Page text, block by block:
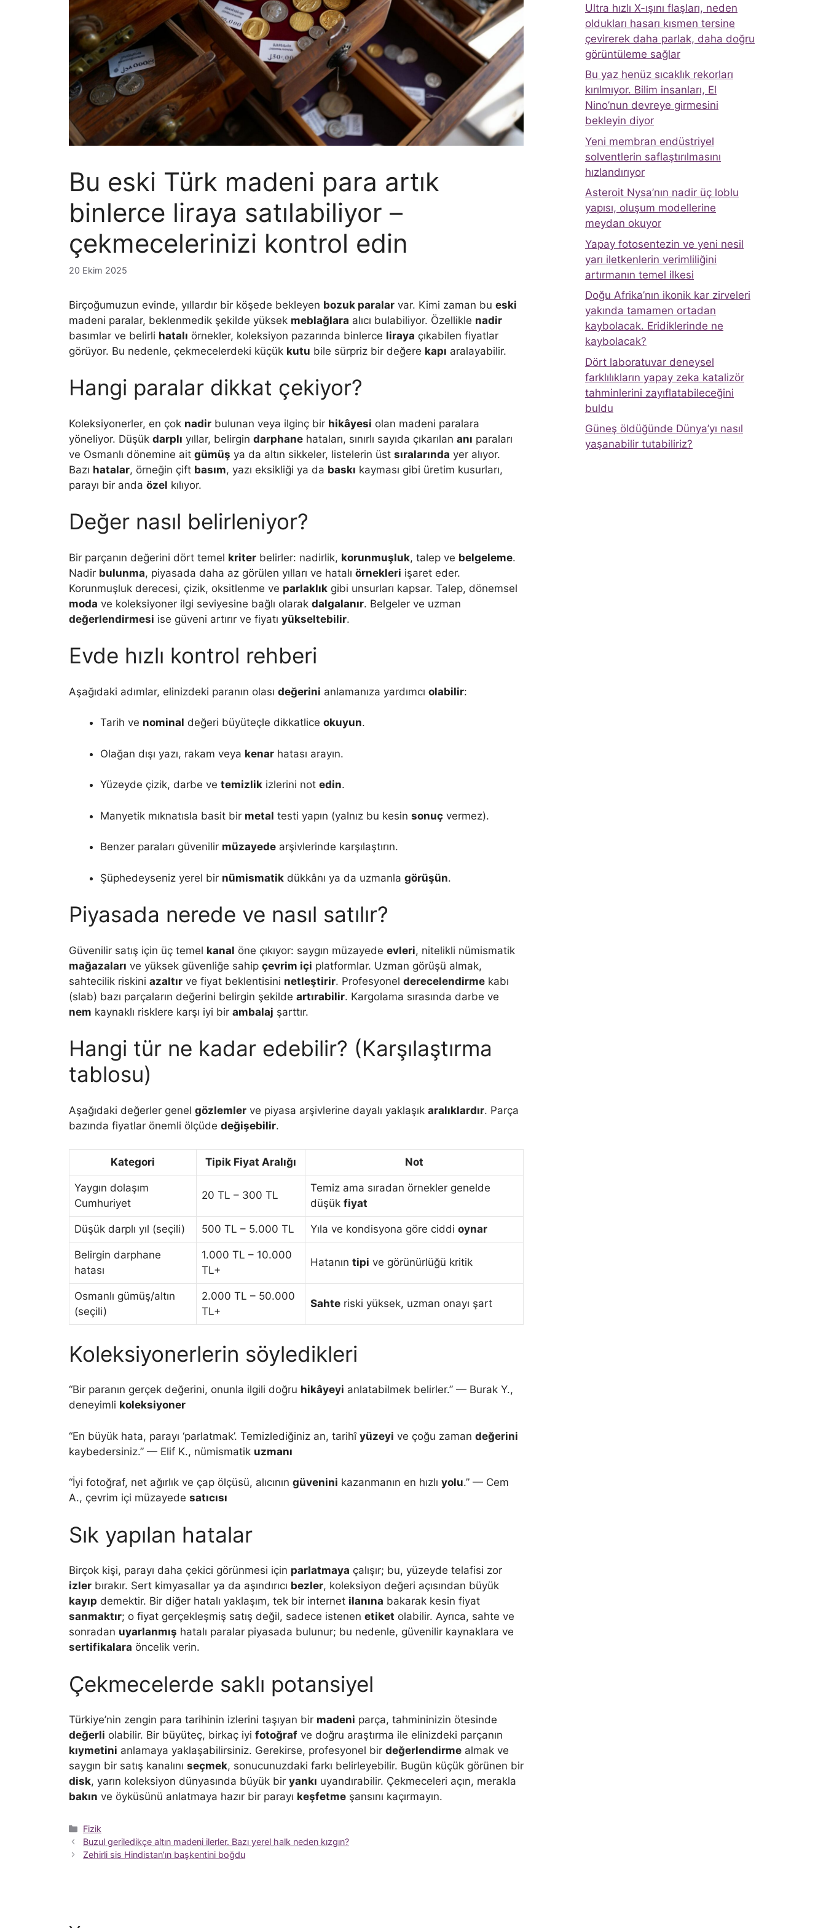
Bu eski Türk madeni para artık
binlerce liraya satılabiliyor –
çekmecelerinizi kontrol edin
20 Ekim 2025
Birçoğumuzun evinde, yıllardır bir köşede bekleyen bozuk paralar var. Kimi zaman bu eski
madeni paralar, beklenmedik şekilde yüksek meblağlara alıcı bulabiliyor. Özellikle nadir
basımlar ve belirli hatalı örnekler, koleksiyon pazarında binlerce liraya çıkabilen fiyatlar
görüyor. Bu nedenle, çekmecelerdeki küçük kutu bile sürpriz bir değere kapı aralayabilir.
Hangi paralar dikkat çekiyor?
Koleksiyonerler, en çok nadir bulunan veya ilginç bir hikâyesi olan madeni paralara
yöneliyor. Düşük darplı yıllar, belirgin darphane hataları, sınırlı sayıda çıkarılan anı paraları
ve Osmanlı dönemine ait gümüş ya da altın sikkeler, listelerin üst sıralarında yer alıyor.
Bazı hatalar, örneğin çift basım, yazı eksikliği ya da baskı kayması gibi üretim kusurları,
parayı bir anda özel kılıyor.
Değer nasıl belirleniyor?
Bir parçanın değerini dört temel kriter belirler: nadirlik, korunmuşluk, talep ve belgeleme.
Nadir bulunma, piyasada daha az görülen yılları ve hatalı örnekleri işaret eder.
Korunmuşluk derecesi, çizik, oksitlenme ve parlaklık gibi unsurları kapsar. Talep, dönemsel
moda ve koleksiyoner ilgi seviyesine bağlı olarak dalgalanır. Belgeler ve uzman
değerlendirmesi ise güveni artırır ve fiyatı yükseltebilir.
Evde hızlı kontrol rehberi
Aşağıdaki adımlar, elinizdeki paranın olası değerini anlamanıza yardımcı olabilir:
Tarih ve nominal değeri büyüteçle dikkatlice okuyun.
Olağan dışı yazı, rakam veya kenar hatası arayın.
Yüzeyde çizik, darbe ve temizlik izlerini not edin.
Manyetik mıknatısla basit bir metal testi yapın (yalnız bu kesin sonuç vermez).
Benzer paraları güvenilir müzayede arşivlerinde karşılaştırın.
Şüphedeyseniz yerel bir nümismatik dükkânı ya da uzmanla görüşün.
Piyasada nerede ve nasıl satılır?
Güvenilir satış için üç temel kanal öne çıkıyor: saygın müzayede evleri, nitelikli nümismatik
mağazaları ve yüksek güvenliğe sahip çevrim içi platformlar. Uzman görüşü almak,
sahtecilik riskini azaltır ve fiyat beklentisini netleştirir. Profesyonel derecelendirme kabı
(slab) bazı parçaların değerini belirgin şekilde artırabilir. Kargolama sırasında darbe ve
nem kaynaklı risklere karşı iyi bir ambalaj şarttır.
Hangi tür ne kadar edebilir? (Karşılaştırma
tablosu)
Aşağıdaki değerler genel gözlemler ve piyasa arşivlerine dayalı yaklaşık aralıklardır. Parça
bazında fiyatlar önemli ölçüde değişebilir.
Kategori Tipik Fiyat Aralığı Not
Yaygın dolaşım
Cumhuriyet
20 TL – 300 TL
Temiz ama sıradan örnekler genelde
düşük fiyat
Düşük darplı yıl (seçili) 500 TL – 5.000 TL Yıla ve kondisyona göre ciddi oynar
Belirgin darphane
hatası
1.000 TL – 10.000
TL+
Hatanın tipi ve görünürlüğü kritik
Osmanlı gümüş/altın
(seçili)
2.000 TL – 50.000
TL+
Sahte riski yüksek, uzman onayı şart
Koleksiyonerlerin söyledikleri
“Bir paranın gerçek değerini, onunla ilgili doğru hikâyeyi anlatabilmek belirler.” — Burak Y.,
deneyimli koleksiyoner
“En büyük hata, parayı ‘parlatmak’. Temizlediğiniz an, tarihî yüzeyi ve çoğu zaman değerini
kaybedersiniz.” — Elif K., nümismatik uzmanı
“İyi fotoğraf, net ağırlık ve çap ölçüsü, alıcının güvenini kazanmanın en hızlı yolu.” — Cem
A., çevrim içi müzayede satıcısı
Sık yapılan hatalar
Birçok kişi, parayı daha çekici görünmesi için parlatmaya çalışır; bu, yüzeyde telafisi zor
izler bırakır. Sert kimyasallar ya da aşındırıcı bezler, koleksiyon değeri açısından büyük
kayıp demektir. Bir diğer hatalı yaklaşım, tek bir internet ilanına bakarak kesin fiyat
sanmaktır; o fiyat gerçekleşmiş satış değil, sadece istenen etiket olabilir. Ayrıca, sahte ve
sonradan uyarlanmış hatalı paralar piyasada bulunur; bu nedenle, güvenilir kaynaklara ve
sertifikalara öncelik verin.
Çekmecelerde saklı potansiyel
Türkiye’nin zengin para tarihinin izlerini taşıyan bir madeni parça, tahmininizin ötesinde
değerli olabilir. Bir büyüteç, birkaç iyi fotoğraf ve doğru araştırma ile elinizdeki parçanın
kıymetini anlamaya yaklaşabilirsiniz. Gerekirse, profesyonel bir değerlendirme almak ve
saygın bir satış kanalını seçmek, sonucunuzdaki farkı belirleyebilir. Bugün küçük görünen bir
disk, yarın koleksiyon dünyasında büyük bir yankı uyandırabilir. Çekmeceleri açın, merakla
bakın ve öyküsünü anlatmaya hazır bir parayı keşfetme şansını kaçırmayın.
Kategoriler
Fizik
Buzul geriledikçe altın madeni ilerler. Bazı yerel halk neden kızgın?
Zehirli sis Hindistan’ın başkentini boğdu
Ultra hızlı X-ışını flaşları, neden
oldukları hasarı kısmen tersine
çevirerek daha parlak, daha doğru
görüntüleme sağlar
Bu yaz henüz sıcaklık rekorları
kırılmıyor. Bilim insanları, El
Nino’nun devreye girmesini
bekleyin diyor
Yeni membran endüstriyel
solventlerin saflaştırılmasını
hızlandırıyor
Asteroit Nysa’nın nadir üç loblu
yapısı, oluşum modellerine
meydan okuyor
Yapay fotosentezin ve yeni nesil
yarı iletkenlerin verimliliğini
artırmanın temel ilkesi
Doğu Afrika’nın ikonik kar zirveleri
yakında tamamen ortadan
kaybolacak. Eridiklerinde ne
kaybolacak?
Dört laboratuvar deneysel
farklılıkların yapay zeka katalizör
tahminlerini zayıflatabileceğini
buldu
Güneş öldüğünde Dünya’yı nasıl
yaşanabilir tutabiliriz?